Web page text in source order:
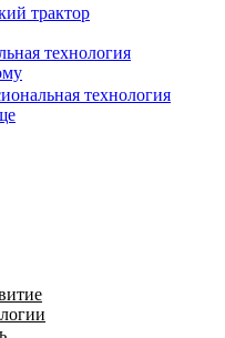
технология